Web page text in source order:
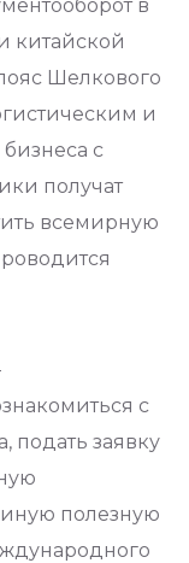
в
китайской
Шелкового
и
с
получат
всемирную
с
заявку
иную полезную